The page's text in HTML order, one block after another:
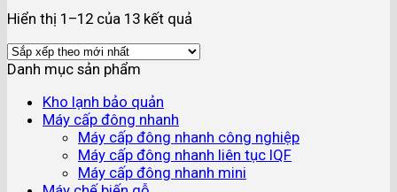
Hiển thị 1–12 của 13 kết quả
Danh mục sản phẩm
Kho lạnh bảo quản
Máy cấp đông nhanh
Máy cấp đông nhanh công nghiệp
Máy cấp đông nhanh liên tục IQF
Máy cấp đông nhanh mini